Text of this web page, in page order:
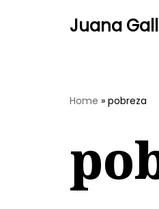
Juana
Home » pobreza